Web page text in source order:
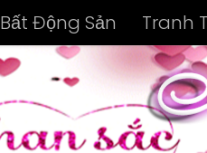
Bất Động Sản Tranh